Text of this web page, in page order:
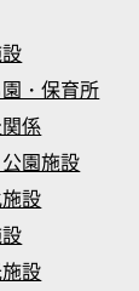
・保育所
係
園施設
設
設